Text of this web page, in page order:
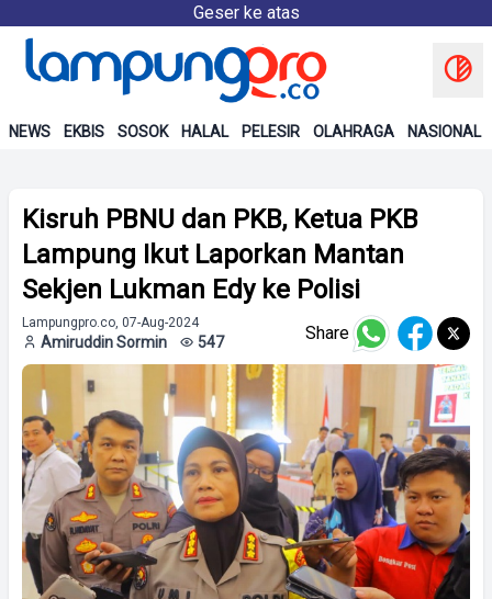
Geser ke atas
NEWS EKBIS SOSOK HALAL PELESIR OLAHRAGA NASIONAL
Kisruh PBNU dan PKB, Ketua PKB
Lampung Ikut Laporkan Mantan
Sekjen Lukman Edy ke Polisi
Lampungpro.co, 07-Aug-2024
Amiruddin Sormin 547 Share